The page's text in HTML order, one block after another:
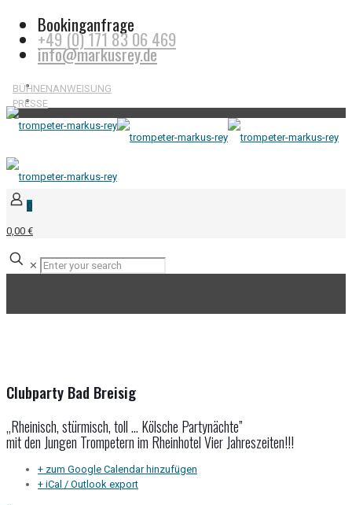
Bookinganfrage
+49 (0) 171 83 06 469
info@markusrey.de
BÜHNENANWEISUNG
PRESSE
0
0,00 €
✕
Clubparty Bad Breisig
„Rheinisch, stürmisch, toll … Kölsche Partynächte”
mit den Jungen Trompetern im Rheinhotel Vier Jahreszeiten!!!
+ zum Google Calendar hinzufügen
+ iCal / Outlook export